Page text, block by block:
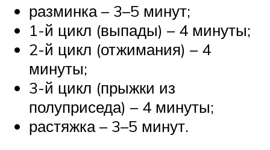
разминка – 3–5 минут;
1-й цикл (выпады) – 4 минуты;
2-й цикл (отжимания) – 4
минуты;
3-й цикл (прыжки из
полуприседа) – 4 минуты;
растяжка – 3–5 минут.